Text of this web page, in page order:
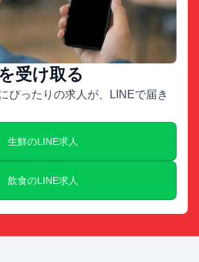
受け取る
ぴったりの求人が、LINEで届き
生鮮のLINE求人
飲食のLINE求人